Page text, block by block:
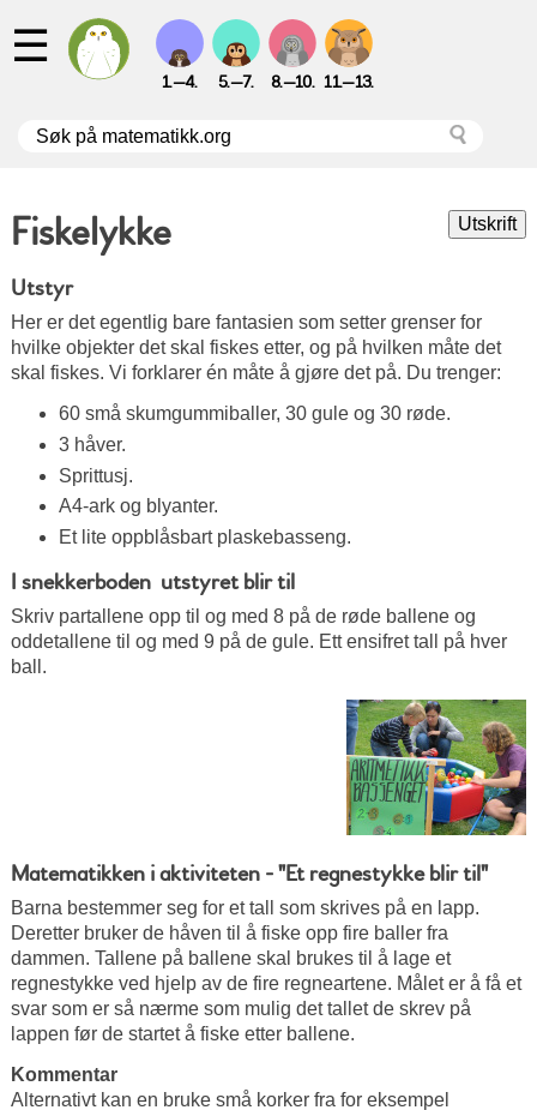
☰
1.—4. 5.—7. 8.—10. 11.—13.
Fiskelykke
Utstyr
Her er det egentlig bare fantasien som setter grenser for
hvilke objekter det skal fiskes etter, og på hvilken måte det
skal fiskes. Vi forklarer én måte å gjøre det på. Du trenger:
60 små skumgummiballer, 30 gule og 30 røde.
3 håver.
Sprittusj.
A4-ark og blyanter.
Et lite oppblåsbart plaskebasseng.
I snekkerboden  utstyret blir til
Skriv partallene opp til og med 8 på de røde ballene og
oddetallene til og med 9 på de gule. Ett ensifret tall på hver
ball.
Matematikken i aktiviteten - "Et regnestykke blir til"
Barna bestemmer seg for et tall som skrives på en lapp.
Deretter bruker de håven til å fiske opp fire baller fra
dammen. Tallene på ballene skal brukes til å lage et
regnestykke ved hjelp av de fire regneartene. Målet er å få et
svar som er så nærme som mulig det tallet de skrev på
lappen før de startet å fiske etter ballene.
Kommentar
Alternativt kan en bruke små korker fra for eksempel